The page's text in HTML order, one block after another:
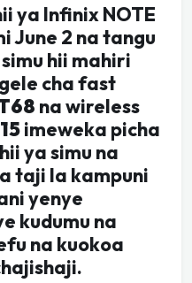
ya Infinix NOTE
June 2 na tangu
hii mahiri
cha fast
na wireless
imeweka picha
ya simu na
taji la kampuni
yenye
kudumu na
na kuokoa